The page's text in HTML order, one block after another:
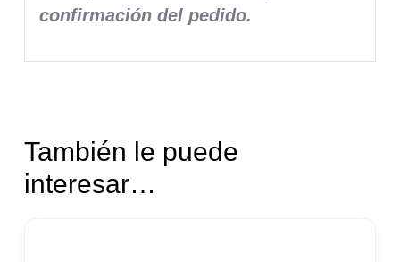
confirmación del pedido.
También le puede
interesar…